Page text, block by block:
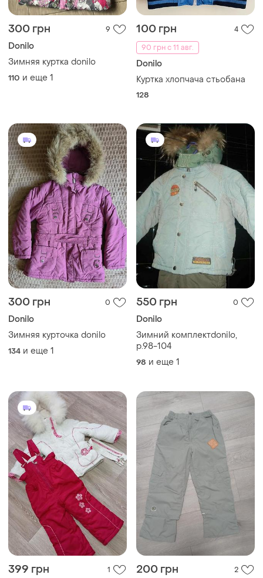
300 грн 9
Donilo
Зимняя куртка donilo
110 и еще 1
100 грн
4
90 грн с 11 авг.
Donilo
Куртка хлопчача стьобана
128
300 грн 0
Donilo
Зимняя курточка donilo
134 и еще 1
550 грн 0
Donilo
Зимний комплектdonilo,
р.98-104
98 и еще 1
399 грн 1 200 грн 2